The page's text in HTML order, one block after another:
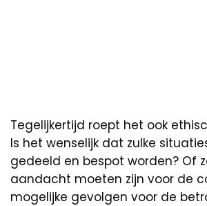
Tegelijkertijd roept het ook
Is het wenselijk dat zulke
gedeeld en bespot worden? Of
aandacht moeten zijn voor de
mogelijke gevolgen voor de